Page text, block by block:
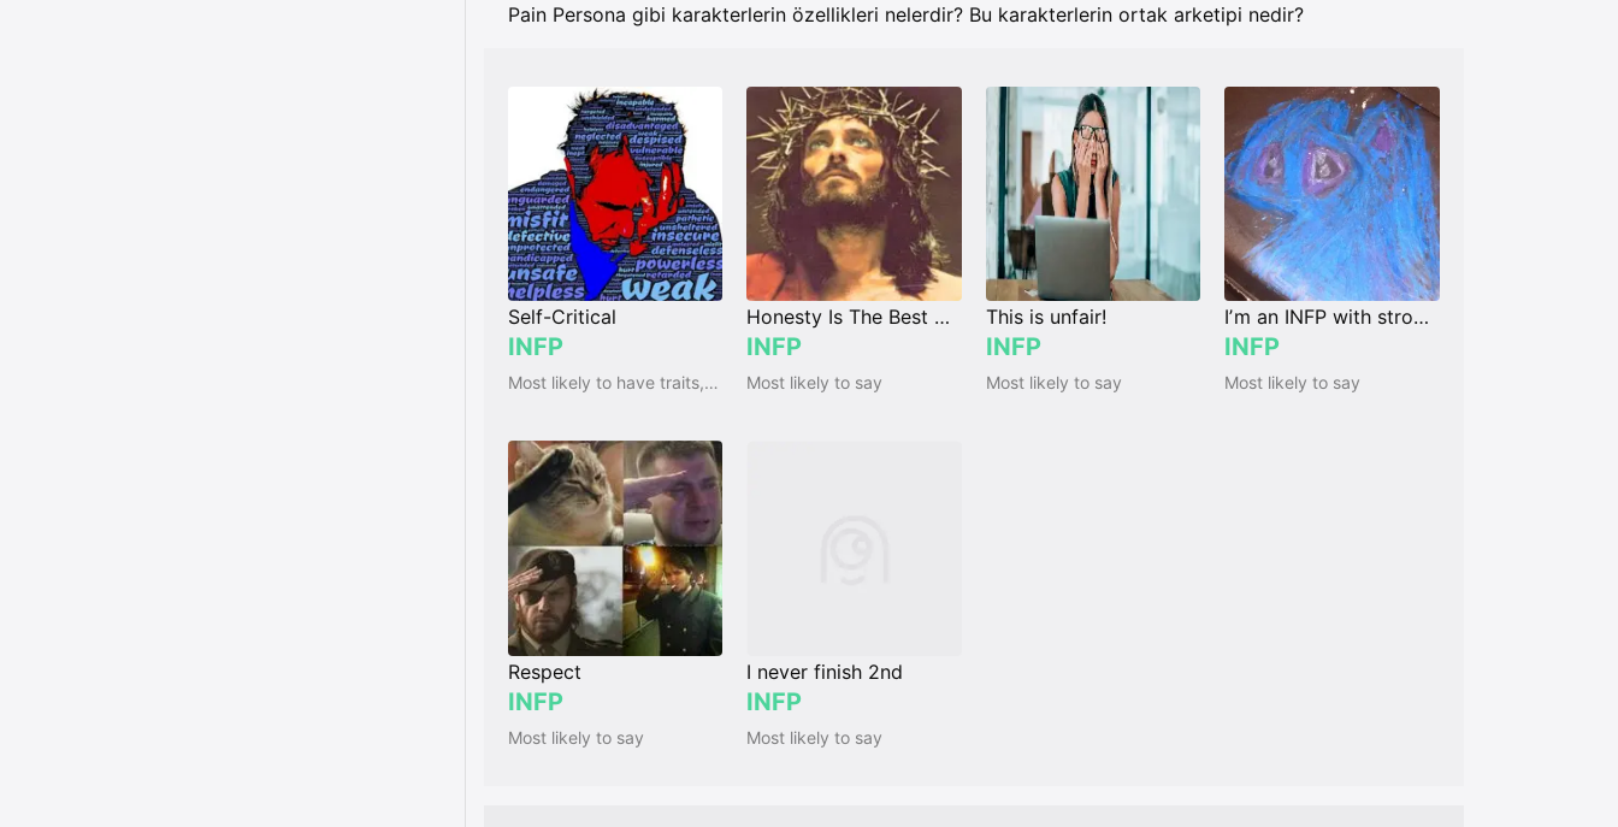
Pain Persona gibi karakterlerin özellikleri nelerdir? Bu karakterlerin ortak arketipi nedir?
Self-Critical
INFP
Most likely to have traits, qualities and emotions
Honesty Is The Best Policy
INFP
Most likely to say
This is unfair!
INFP
Most likely to say
Iʼm an INFP with strong Ni
INFP
Most likely to say
Respect
INFP
Most likely to say
I never finish 2nd
INFP
Most likely to say